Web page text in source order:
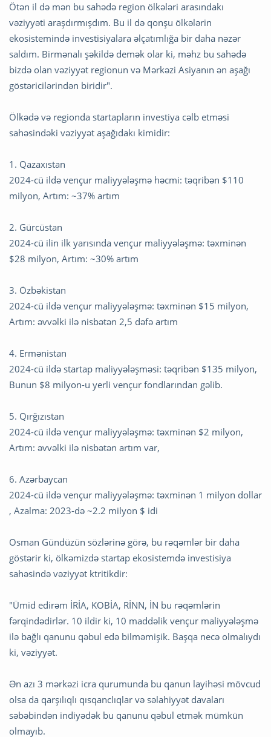
Ötən il də mən bu sahədə region ölkələri arasındakı
vəziyyəti araşdırmışdım. Bu il də qonşu ölkələrin
ekosistemində investisiyalara əlçatımlığa bir daha nəzər
saldım. Birmənalı şəkildə demək olar ki, məhz bu sahədə
bizdə olan vəziyyət regionun və Mərkəzi Asiyanın ən aşağı
göstəricilərindən biridir".
Ölkədə və regionda startapların investiya cəlb etməsi
sahəsindəki vəziyyət aşağıdakı kimidir:
1. Qazaxıstan
2024-cü ildə vençur maliyyələşmə həcmi: təqribən $110
milyon, Artım: ~37% artım
2. Gürcüstan
2024-cü ilin ilk yarısında vençur maliyyələşmə: təxminən
$28 milyon, Artım: ~30% artım
3. Özbəkistan
2024-cü ildə vençur maliyyələşmə: təxminən $15 milyon,
Artım: əvvəlki ilə nisbətən 2,5 dəfə artım
4. Ermənistan
2024-cü ildə startap maliyyələşməsi: təqribən $135 milyon,
Bunun $8 milyon-u yerli vençur fondlarından gəlib.
5. Qırğızıstan
2024-cü ildə vençur maliyyələşmə: təxminən $2 milyon,
Artım: əvvəlki ilə nisbətən artım var,
6. Azərbaycan
2024-cü ildə vençur maliyyələşmə: təxminən 1 milyon dollar
, Azalma: 2023-də ~2.2 milyon $ idi
Osman Gündüzün sözlərinə görə, bu rəqəmlər bir daha
göstərir ki, ölkəmizdə startap ekosistemdə investisiya
sahəsində vəziyyət ktritikdir:
"Ümid edirəm İRİA, KOBİA, RİNN, İN bu rəqəmlərin
fərqindədirlər. 10 ildir ki, 10 maddəlik vençur maliyyələşmə
ilə bağlı qanunu qəbul edə bilməmişik. Başqa necə olmalıydı
ki, vəziyyət.
Ən azı 3 mərkəzi icra qurumunda bu qanun layihəsi mövcud
olsa da qarşılıqlı qısqanclıqlar və səlahiyyət davaları
səbəbindən indiyədək bu qanunu qəbul etmək mümkün
olmayıb.